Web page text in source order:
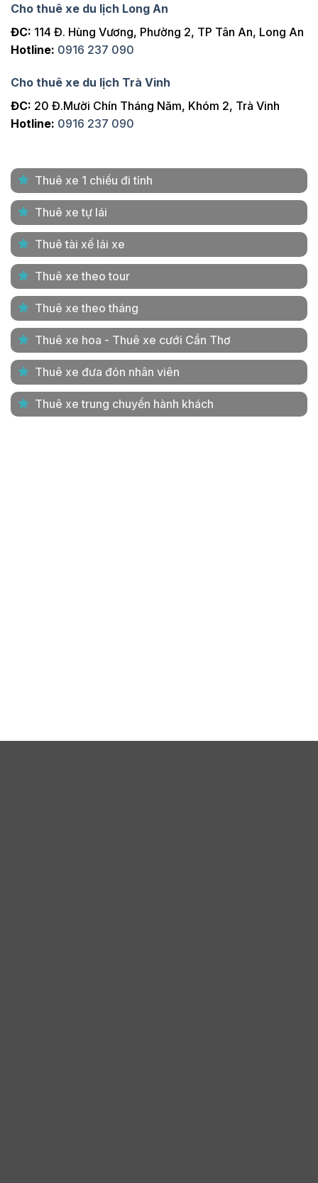
Cho thuê xe du lịch Long An
ĐC: 114 Đ. Hùng Vương, Phường 2, TP Tân An, Long An
Hotline: 0916 237 090
Cho thuê xe du lịch Trà Vinh
ĐC: 20 Đ.Mười Chín Tháng Năm, Khóm 2, Trà Vinh
Hotline: 0916 237 090
Thuê xe 1 chiều đi tỉnh
Thuê xe tự lái
Thuê tài xế lái xe
Thuê xe theo tour
Thuê xe theo tháng
Thuê xe hoa - Thuê xe cưới Cần Thơ
Thuê xe đưa đón nhân viên
Thuê xe trung chuyển hành khách